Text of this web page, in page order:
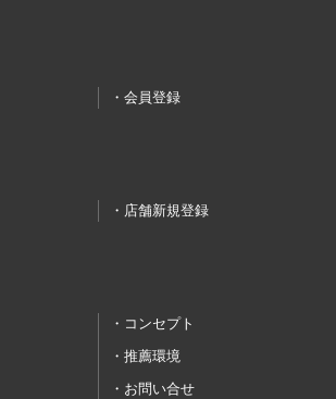
会員登録
店舗新規登録
コンセプト
推薦環境
お問い合せ